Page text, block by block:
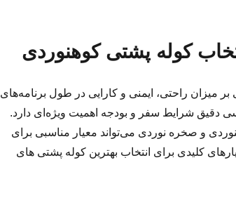
کوله پشتی کوهنوردی
میزان راحتی، ایمنی و کارایی در طول برنامه‌های
دقیق شرایط سفر و بودجه اهمیت ویژه‌ای دارد.
و صخره نوردی می‌تواند معیار مناسبی برای
کلیدی برای انتخاب بهترین کوله پشتی های